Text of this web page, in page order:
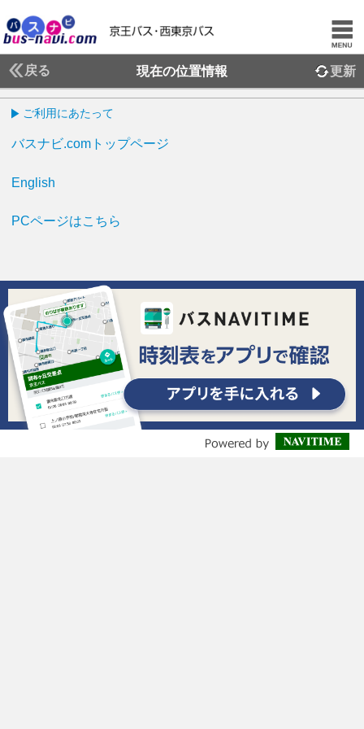
戻る 現在の位置情報 更新
ご利用にあたって
バスナビ.comトップページ
English
PCページはこちら